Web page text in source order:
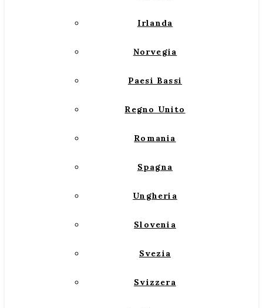
Irlanda
Norvegia
Paesi Bassi
Regno Unito
Romania
Spagna
Ungheria
Slovenia
Svezia
Svizzera